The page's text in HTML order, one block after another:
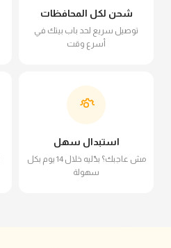
شحن لكل المحافظات
توصيل سريع لحد باب بيتك في
أسرع وقت
استبدال سهل
مش عاجبك؟ بدّليه خلال 14 يوم بكل
سهولة